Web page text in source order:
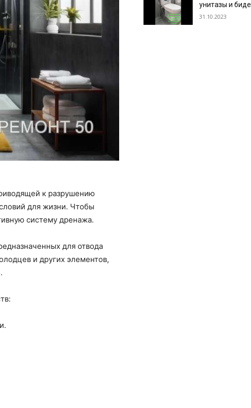
к разрушению
для жизни. Чтобы
систему дренажа.
для отвода
и других элементов,
унитазы и биде
31.10.2023